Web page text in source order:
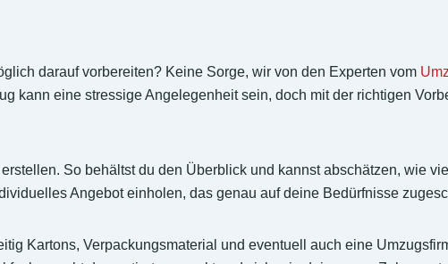
darauf vorbereiten? Keine Sorge, wir von den Experten vom
kann eine stressige Angelegenheit sein, doch mit der richtigen
So behältst du den Überblick und kannst abschätzen, wie
Angebot einholen, das genau auf deine Bedürfnisse
Kartons, Verpackungsmaterial und eventuell auch eine